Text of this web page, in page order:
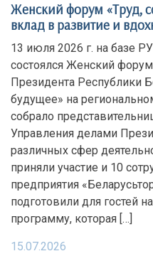
Женский форум «Труд,
вклад в развитие и
13 июля 2026 г. на базе
состоялся Женский
Президента Республики
будущее» на
собрало
Управления делами
различных сфер
приняли участие и 10
предприятия
подготовили для гостей
программу, которая […]
15.07.2026